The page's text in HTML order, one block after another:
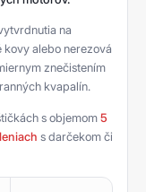
na
kovy alebo nerezová
znečistením
kvapalín.
s objemom5
s darčekom či